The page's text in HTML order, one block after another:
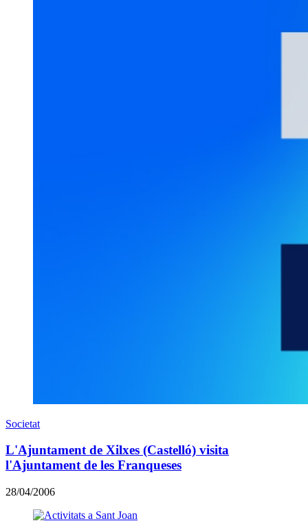
Societat
L'Ajuntament de Xilxes (Castelló) visita
l'Ajuntament de les Franqueses
28/04/2006